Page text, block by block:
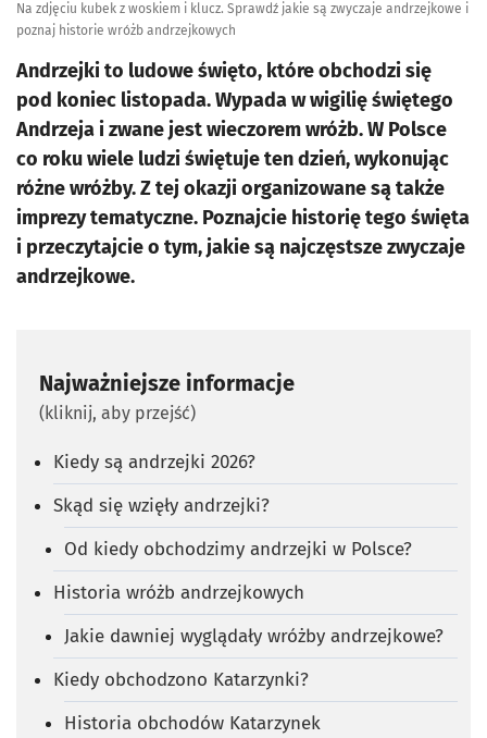
Na zdjęciu kubek z woskiem i klucz. Sprawdź jakie są zwyczaje andrzejkowe i
poznaj historie wróżb andrzejkowych
Andrzejki to ludowe święto, które obchodzi się
pod koniec listopada. Wypada w wigilię świętego
Andrzeja i zwane jest wieczorem wróżb. W Polsce
co roku wiele ludzi świętuje ten dzień, wykonując
różne wróżby. Z tej okazji organizowane są także
imprezy tematyczne. Poznajcie historię tego święta
i przeczytajcie o tym, jakie są najczęstsze zwyczaje
andrzejkowe.
Najważniejsze informacje
(kliknij, aby przejść)
Kiedy są andrzejki 2026?
Skąd się wzięły andrzejki?
Od kiedy obchodzimy andrzejki w Polsce?
Historia wróżb andrzejkowych
Jakie dawniej wyglądały wróżby andrzejkowe?
Kiedy obchodzono Katarzynki?
Historia obchodów Katarzynek